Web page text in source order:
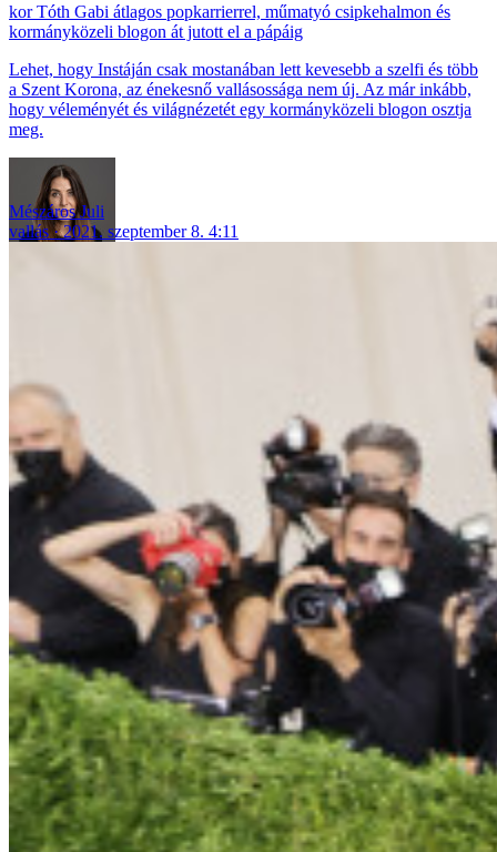
Tóth Gabi átlagos popkarrierrel, műmatyó csipkehalmon és
kormányközeli blogon át jutott el a pápáig
Lehet, hogy Instáján csak mostanában lett kevesebb a szelfi és több
a Szent Korona, az énekesnő vallásossága nem új. Az már inkább,
hogy véleményét és világnézetét egy kormányközeli blogon osztja
meg.
Mészáros Juli
vallás
2021. szeptember 8. 4:11